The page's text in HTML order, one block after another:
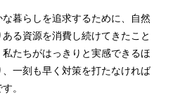
暮らしを追求するために、自然
る資源を消費し続けてきたこと
たちがはっきりと実感できるほ
一刻も早く対策を打たなければ
。